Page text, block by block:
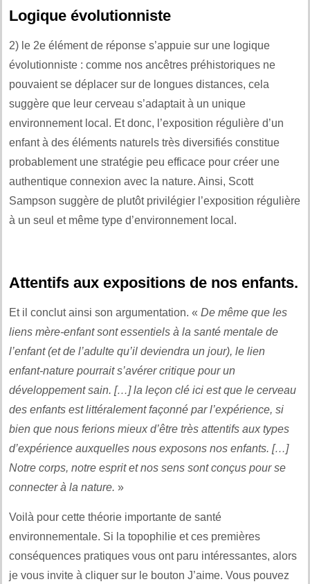
Logique évolutionniste
2) le 2e élément de réponse s’appuie sur une logique
évolutionniste : comme nos ancêtres préhistoriques ne
pouvaient se déplacer sur de longues distances, cela
suggère que leur cerveau s’adaptait à un unique
environnement local. Et donc, l’exposition régulière d’un
enfant à des éléments naturels très diversifiés constitue
probablement une stratégie peu efficace pour créer une
authentique connexion avec la nature. Ainsi, Scott
Sampson suggère de plutôt privilégier l’exposition régulière
à un seul et même type d’environnement local.
Attentifs aux expositions de nos enfants.
Et il conclut ainsi son argumentation. « De même que les
liens mère-enfant sont essentiels à la santé mentale de
l’enfant (et de l’adulte qu’il deviendra un jour), le lien
enfant-nature pourrait s’avérer critique pour un
développement sain. […] la leçon clé ici est que le cerveau
des enfants est littéralement façonné par l’expérience, si
bien que nous ferions mieux d’être très attentifs aux types
d’expérience auxquelles nous exposons nos enfants. […]
Notre corps, notre esprit et nos sens sont conçus pour se
connecter à la nature. »
Voilà pour cette théorie importante de santé
environnementale. Si la topophilie et ces premières
conséquences pratiques vous ont paru intéressantes, alors
je vous invite à cliquer sur le bouton J’aime. Vous pouvez